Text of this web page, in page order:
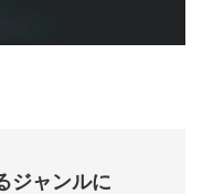
ジャンルに